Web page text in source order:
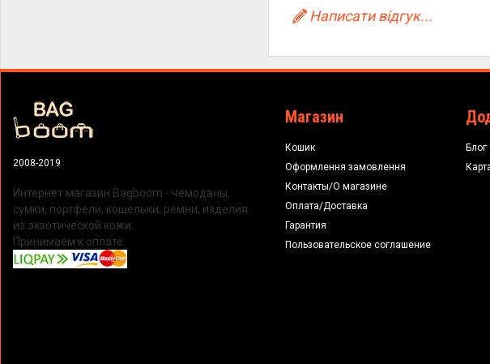
Написати відгук...
2008-2019
Интернет магазин Bagboom - чемоданы,
сумки, портфели, кошельки, ремни, изделия
из экзотической кожи.
Принимаем к оплате:
Магазин
Кошик
Оформлення замовлення
Контакты/О магазине
Оплата/Доставка
Гарантия
Пользовательское соглашение
Блог